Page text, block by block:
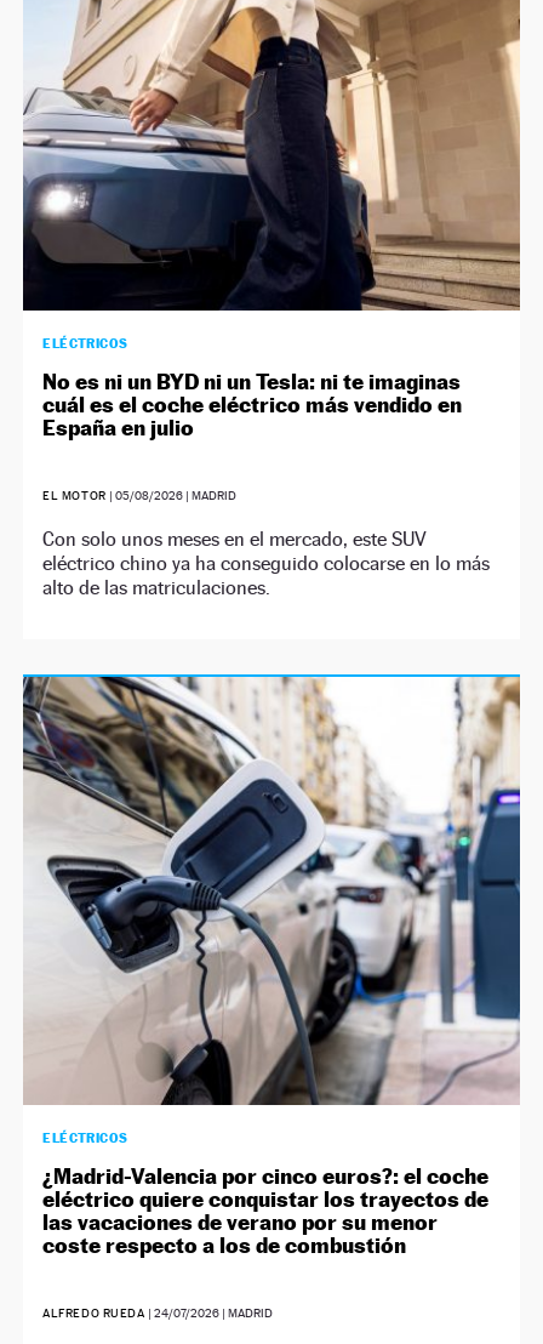
NEWSLETTER
SÍGUENOS
ELÉCTRICOS
No es ni un BYD ni un Tesla: ni te imaginas
cuál es el coche eléctrico más vendido en
España en julio
EL MOTOR | 05/08/2026| MADRID
Con solo unos meses en el mercado, este SUV
eléctrico chino ya ha conseguido colocarse en lo más
alto de las matriculaciones.
ELÉCTRICOS
¿Madrid-Valencia por cinco euros?: el coche
eléctrico quiere conquistar los trayectos de
las vacaciones de verano por su menor
coste respecto a los de combustión
ALFREDO RUEDA | 24/07/2026| MADRID